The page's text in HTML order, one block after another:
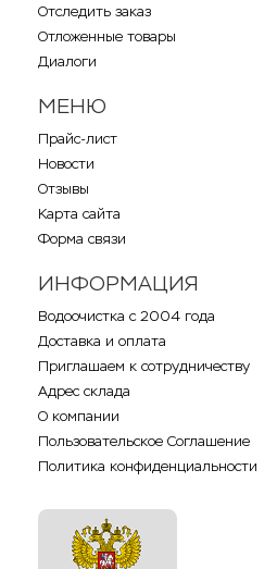
Отследить заказ
Отложенные товары
Диалоги
МЕНЮ
Прайс-лист
Новости
Отзывы
Карта сайта
Форма связи
ИНФОРМАЦИЯ
Водоочистка с 2004 года
Доставка и оплата
Приглашаем к сотрудничеству
Адрес склада
О компании
Пользовательское Соглашение
Политика конфиденциальности